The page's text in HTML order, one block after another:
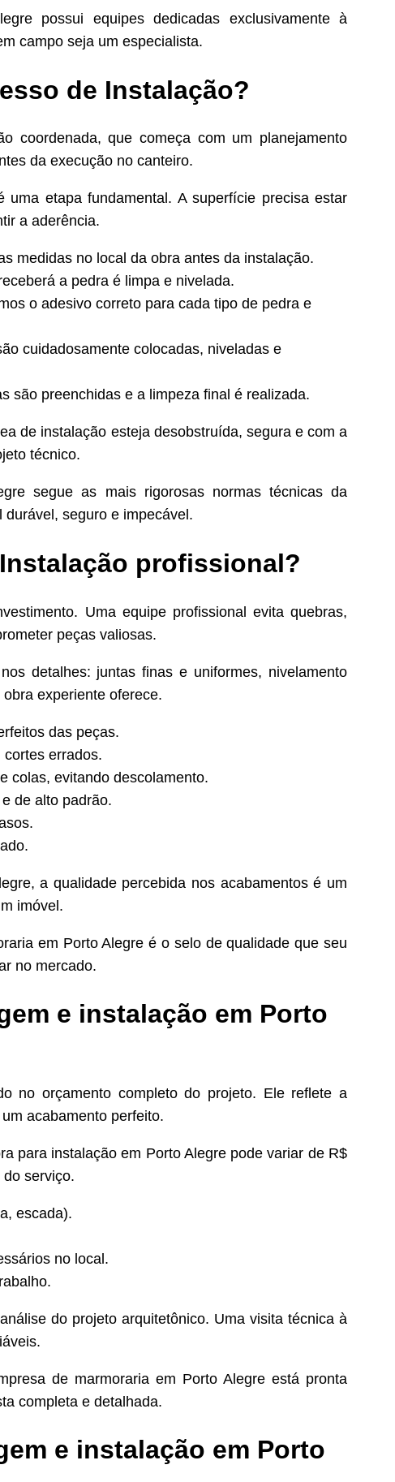
possui equipes dedicadas exclusivamente à
campo seja um especialista.
de Instalação?
coordenada, que começa com um planejamento
da execução no canteiro.
etapa fundamental. A superfície precisa estar
a aderência.
medidas no local da obra antes da instalação.
a pedra é limpa e nivelada.
o adesivo correto para cada tipo de pedra e
cuidadosamente colocadas, niveladas e
são preenchidas e a limpeza final é realizada.
de instalação esteja desobstruída, segura e com a
técnico.
segue as mais rigorosas normas técnicas da
seguro e impecável.
profissional?
Uma equipe profissional evita quebras,
peças valiosas.
detalhes: juntas finas e uniformes, nivelamento
experiente oferece.
das peças.
errados.
colas, evitando descolamento.
de alto padrão.
a qualidade percebida nos acabamentos é um
imóvel.
em Porto Alegre é o selo de qualidade que seu
no mercado.
e instalação em Porto
no orçamento completo do projeto. Ele reflete a
acabamento perfeito.
para instalação em Porto Alegre pode variar de R$
serviço.
escada).
no local.
do projeto arquitetônico. Uma visita técnica à
de marmoraria em Porto Alegre está pronta
completa e detalhada.
e instalação em Porto